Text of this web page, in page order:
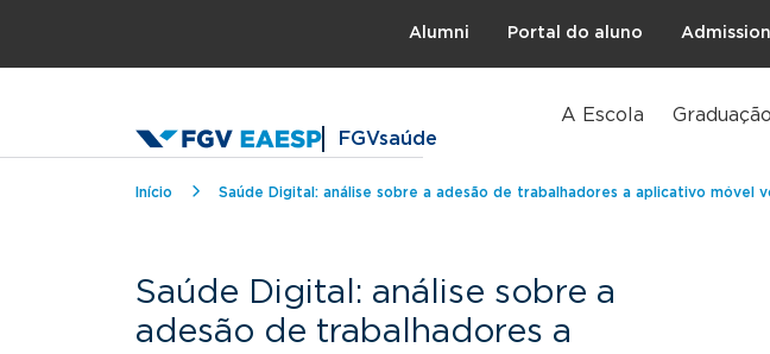
Alumni Portal do aluno
FGVsaúde
A Escola Graduação
Trilha de navegação
Início Saúde Digital: análise sobre a adesão de trabalhadores a aplicativo móvel
Saúde Digital: análise sobre a
adesão de trabalhadores a